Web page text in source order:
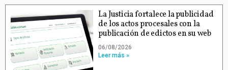
La Justicia fortalece la publicidad
de los actos procesales con la
publicación de edictos en su web
06/08/2026
Leer más »